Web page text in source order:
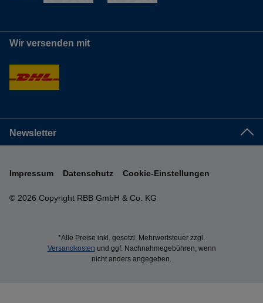
Wir versenden mit
Newsletter
© 2026 Copyright RBB GmbH & Co. KG
Impressum Datenschutz Cookie-Einstellungen
*Alle Preise inkl. gesetzl. Mehrwertsteuer zzgl.
Versandkosten und ggf. Nachnahmegebühren, wenn
nicht anders angegeben.